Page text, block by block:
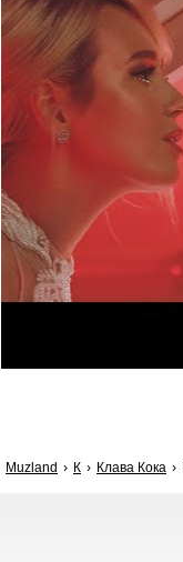
Muzland К Клава Кока